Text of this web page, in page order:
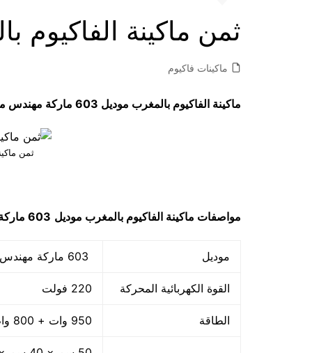
ثمن ماكينة الفاكيوم
ماكينات فاكيوم
ماكينة الفاكيوم بالمغرب موديل 603 ماركة مهندس منسي
ثمن
مواصفات ماكينة الفاكيوم بالمغرب موديل 603 ماركة مهندس منسي
موديل
القوة الكهربائية المحركة 220 فولت
الطاقة 950 وات + 800 واط اللحام